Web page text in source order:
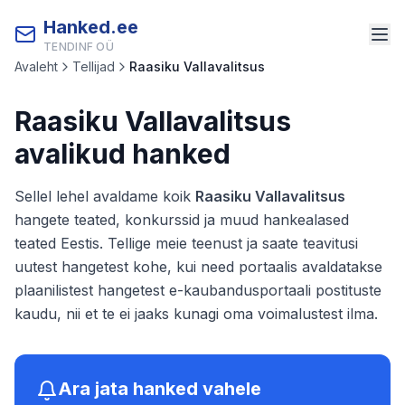
Hanked.ee
TENDINF OÜ
Avaleht Tellijad Raasiku Vallavalitsus
Raasiku Vallavalitsus
avalikud hanked
Sellel lehel avaldame koik Raasiku Vallavalitsus
hangete teated, konkurssid ja muud hankealased
teated Eestis. Tellige meie teenust ja saate teavitusi
uutest hangetest kohe, kui need portaalis avaldatakse
plaanilistest hangetest e-kaubandusportaali postituste
kaudu, nii et te ei jaaks kunagi oma voimalustest ilma.
Ara jata hanked vahele